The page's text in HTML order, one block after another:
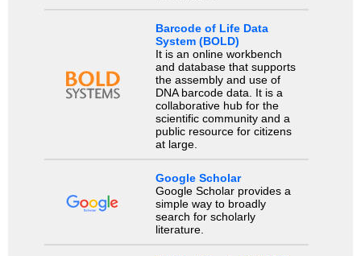
Barcode of Life Data
System (BOLD)
It is an online workbench
and database that supports
the assembly and use of
DNA barcode data. It is a
collaborative hub for the
scientific community and a
public resource for citizens
at large.
Google Scholar
Google Scholar provides a
simple way to broadly
search for scholarly
literature.